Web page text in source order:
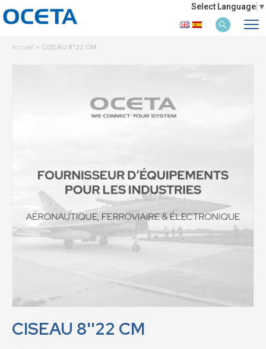
Select Language ▼
Accueil > CISEAU 8''22 CM
CISEAU 8''22 CM